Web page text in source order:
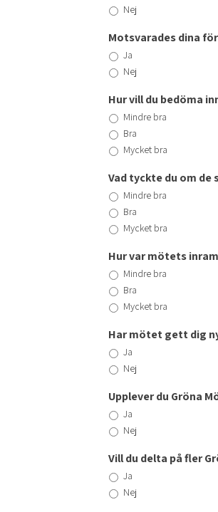
Nej
Motsvarades dina
Ja
Nej
Hur vill du bedöma
Mindre bra
Bra
Mycket bra
Vad tyckte du om de
Mindre bra
Bra
Mycket bra
Hur var mötets
Mindre bra
Bra
Mycket bra
Har mötet gett dig
Ja
Nej
Upplever du Gröna
Ja
Nej
Vill du delta på fler
Ja
Nej